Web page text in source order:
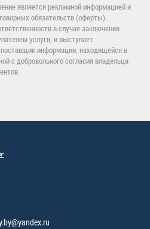
является рекламной информацией и
обязательств (оферты).
в случае заключения
услуги, и выступает
информации, находящейся в
с добровольного согласия владельца